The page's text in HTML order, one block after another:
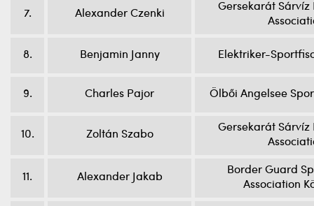
7. Alexander Czenki
Gersekarát Sárvíz
8. Benjamin Janny Elektriker-
9. Charles Pajor Ölbői Angelsee
10. Zoltán Szabo
Gersekarát Sárvíz
11. Alexander Jakab
Border Guard
Association